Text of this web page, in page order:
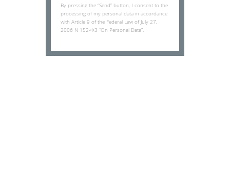
By pressing the “Send” button, I consent to the
processing of my personal data in accordance
with Article 9 of the Federal Law of July 27,
2006 N 152-ФЗ “On Personal Data”.